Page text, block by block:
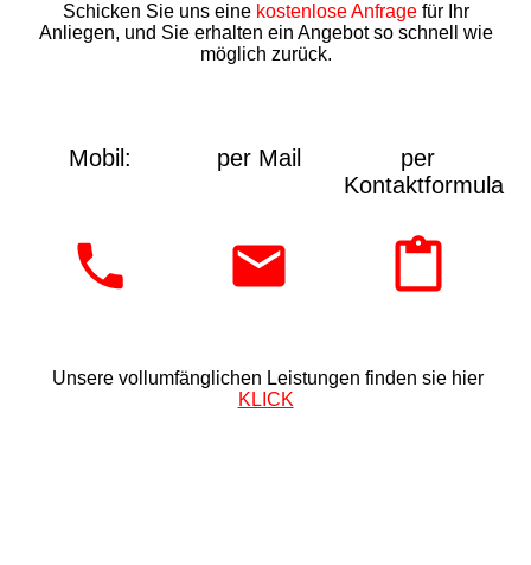
Schicken Sie uns eine kostenlose Anfragefür Ihr
Anliegen, und Sie erhalten ein Angebot so schnell wie
möglich zurück.
Mobil: per Mail
per
Kontaktformular:
Unsere vollumfänglichen Leistungen finden sie hier
KLICK